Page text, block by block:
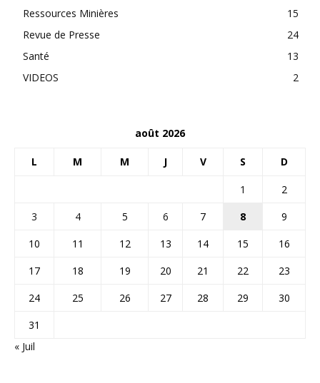
Ressources Minières
15
Revue de Presse
24
Santé
13
VIDEOS
2
août 2026
L M M J V S D
1
2
3
4 5 6 7 8
9
10
11 12 13 14 15
16
17
18 19 20 21 22
23
24
25 26 27 28 29
30
31
« Juil